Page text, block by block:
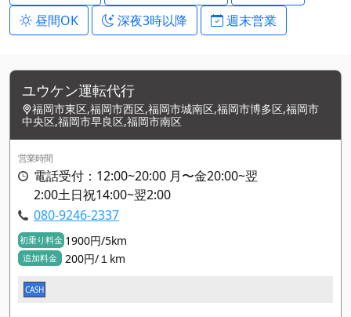
昼間OK
深夜3時以降 週末営業
ユウケン運転代行
福岡市東区,福岡市西区,福岡市城南区,福岡市博多区,福岡市
中央区,福岡市早良区,福岡市南区
営業時間
電話受付：12:00~20:00 月〜金20:00~翌
2:00土日祝14:00~翌2:00
080-9246-2337
初乗り料金 1900円/5km
追加料金 200円/１km
CASH